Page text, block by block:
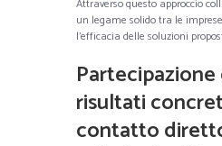
Attraverso questo approccio
un legame solido tra le
l’efficacia delle soluzioni
risultati
contatto